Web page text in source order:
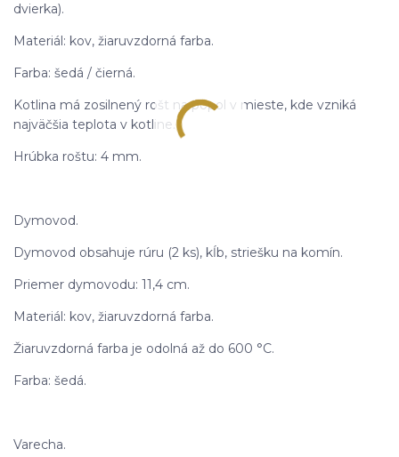
dvierka).
Materiál: kov, žiaruvzdorná farba.
Farba: šedá / čierná.
Kotlina má zosilnený rošt na popol v mieste, kde vzniká
najväčšia teplota v kotline.
Hrúbka roštu: 4 mm.
Dymovod.
Dymovod obsahuje rúru (2 ks), kĺb, striešku na komín.
Priemer dymovodu: 11,4 cm.
Materiál: kov, žiaruvzdorná farba.
Žiaruvzdorná farba je odolná až do 600 °C.
Farba: šedá.
Varecha.